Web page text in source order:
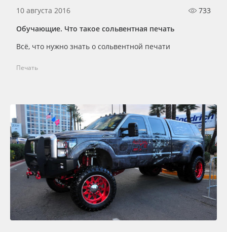
10 августа 2016
733
Обучающие. Что такое сольвентная печать
Всё, что нужно знать о сольвентной печати
Печать